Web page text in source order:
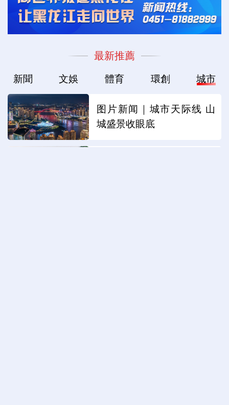
最新推薦
新聞 文娛 體育 環創 城市
图片新闻｜城市天际线 山
城盛景收眼底